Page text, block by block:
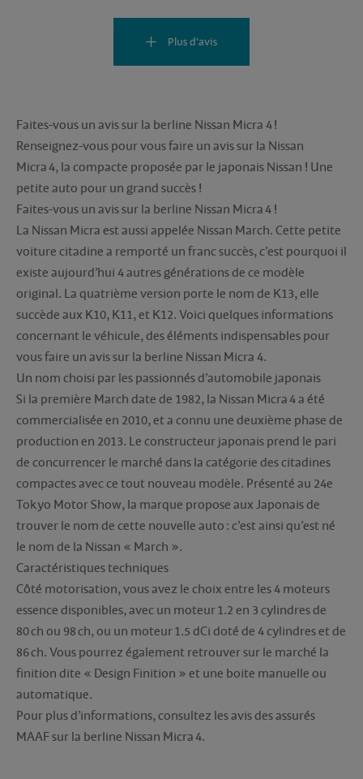
Plus d'avis
Faites-vous un avis sur la berline Nissan Micra 4 !
Renseignez-vous pour vous faire un avis sur la Nissan
Micra 4, la compacte proposée par le japonais Nissan ! Une
petite auto pour un grand succès !
Faites-vous un avis sur la berline Nissan Micra 4 !
La Nissan Micra est aussi appelée Nissan March. Cette petite
voiture citadine a remporté un franc succès, c’est pourquoi il
existe aujourd’hui 4 autres générations de ce modèle
original. La quatrième version porte le nom de K13, elle
succède aux K10, K11, et K12. Voici quelques informations
concernant le véhicule, des éléments indispensables pour
vous faire un avis sur la berline Nissan Micra 4.
Un nom choisi par les passionnés d’automobile japonais
Si la première March date de 1982, la Nissan Micra 4 a été
commercialisée en 2010, et a connu une deuxième phase de
production en 2013. Le constructeur japonais prend le pari
de concurrencer le marché dans la catégorie des citadines
compactes avec ce tout nouveau modèle. Présenté au 24e
Tokyo Motor Show, la marque propose aux Japonais de
trouver le nom de cette nouvelle auto : c’est ainsi qu’est né
le nom de la Nissan « March ».
Caractéristiques techniques
Côté motorisation, vous avez le choix entre les 4 moteurs
essence disponibles, avec un moteur 1.2 en 3 cylindres de
80 ch ou 98 ch, ou un moteur 1.5 dCi doté de 4 cylindres et de
86 ch. Vous pourrez également retrouver sur le marché la
finition dite « Design Finition » et une boite manuelle ou
automatique.
Pour plus d’informations, consultez les avis des assurés
MAAF sur la berline Nissan Micra 4.